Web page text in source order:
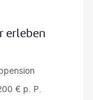
erleben
€ p. P.